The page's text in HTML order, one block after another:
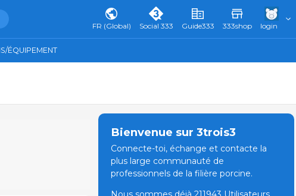
FR (Global) Social 333 Guide333 333shop login
ÉQUIPEMENT
Bienvenue sur 3trois3
Connecte-toi, échange et contacte la
plus large communauté de
professionnels de la filière porcine.